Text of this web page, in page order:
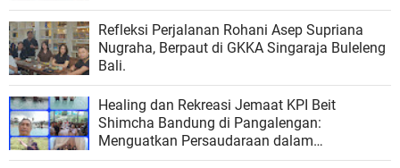
‎Refleksi Perjalanan Rohani Asep Supriana
Nugraha, Berpaut di GKKA Singaraja Buleleng
Bali‎.
Healing dan Rekreasi Jemaat KPI Beit
Shimcha Bandung di Pangalengan:
Menguatkan Persaudaraan dalam
Kehangatan Alam